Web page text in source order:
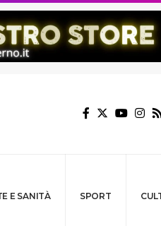
E SANITÀ SPORT